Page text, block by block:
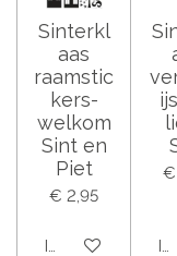
Sinterkl
aas
raamstic
kers-
welkom
Sint en
Piet
€ 2,95
In winkelwagen
€